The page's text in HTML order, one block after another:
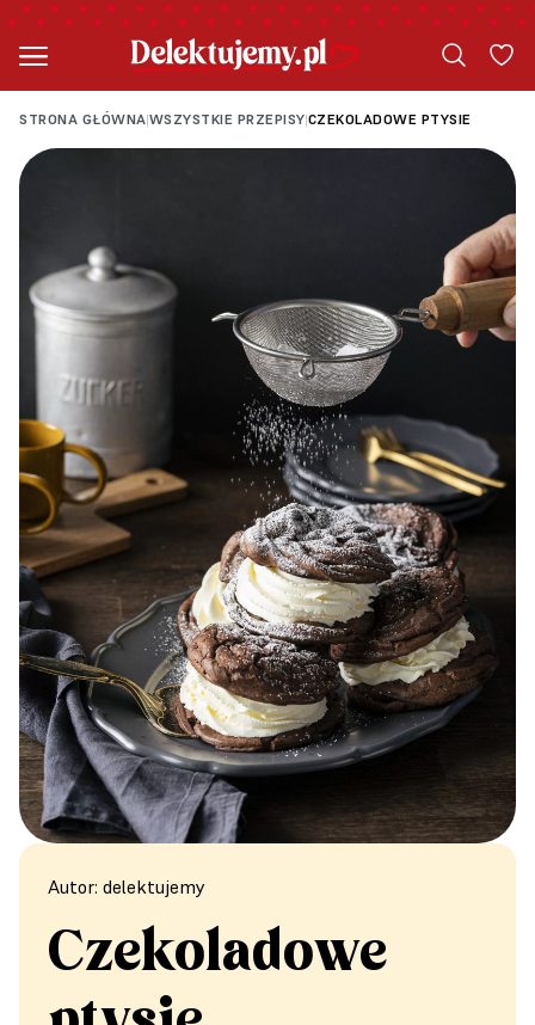
STRONA GŁÓWNA|WSZYSTKIE PRZEPISY|CZEKOLADOWE PTYSIE
Autor: delektujemy
Czekoladowe